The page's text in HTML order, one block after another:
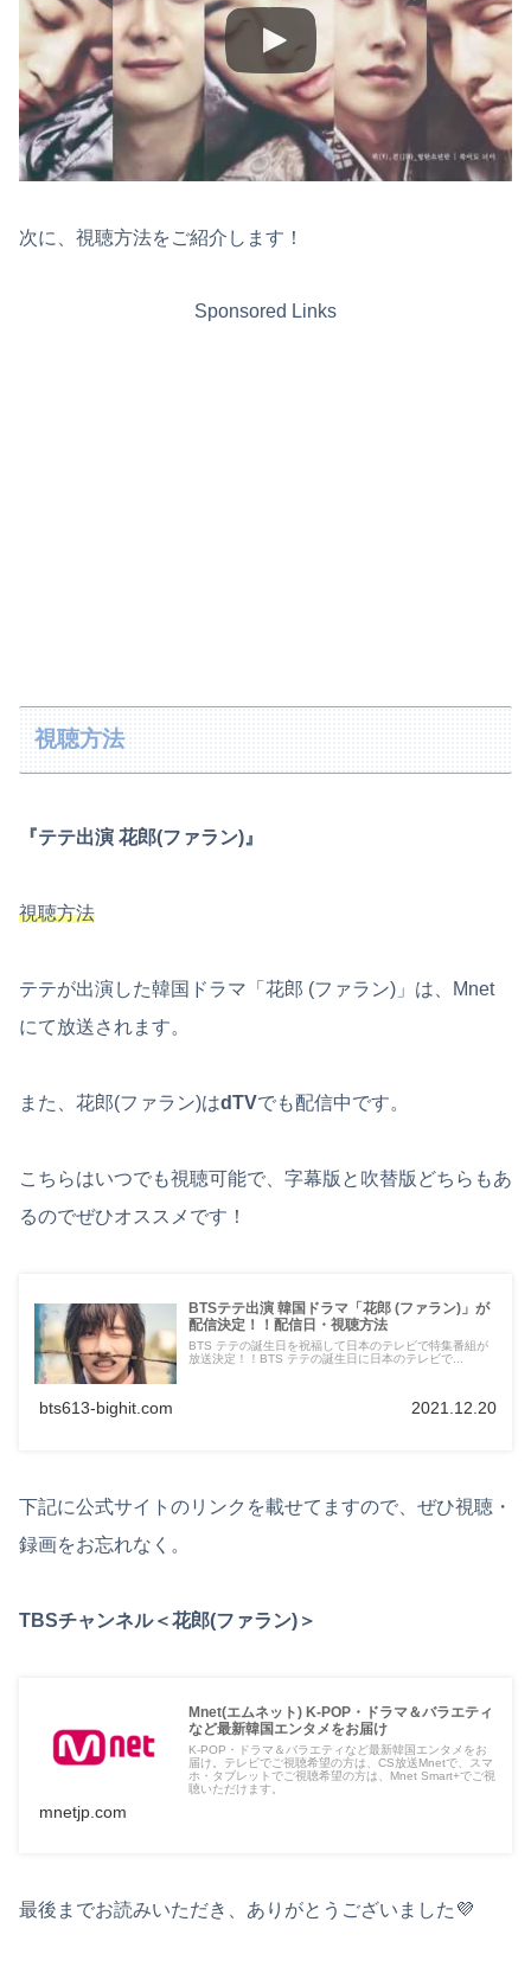
次に、視聴方法をご紹介します！
Sponsored Links
視聴方法
『テテ出演 花郎(ファラン)』
視聴方法
テテが出演した韓国ドラマ「花郎 (ファラン)」は、Mnet
にて放送されます。
また、花郎(ファラン)はdTVでも配信中です。
こちらはいつでも視聴可能で、字幕版と吹替版どちらもあ
るのでぜひオススメです！
BTSテテ出演 韓国ドラマ「花郎 (ファラン)」が
配信決定！！配信日・視聴方法
BTS テテの誕生日を祝福して日本のテレビで特集番組が
放送決定！！BTS テテの誕生日に日本のテレビで...
bts613-bighit.com 2021.12.20
下記に公式サイトのリンクを載せてますので、ぜひ視聴・
録画をお忘れなく。
TBSチャンネル＜花郎(ファラン)＞
Mnet(エムネット) K-POP・ドラマ＆バラエティ
など最新韓国エンタメをお届け
K-POP・ドラマ＆バラエティなど最新韓国エンタメをお
届け。テレビでご視聴希望の方は、CS放送Mnetで、スマ
ホ・タブレットでご視聴希望の方は、Mnet Smart+でご視
聴いただけます。
mnetjp.com
最後までお読みいただき、ありがとうございました💜